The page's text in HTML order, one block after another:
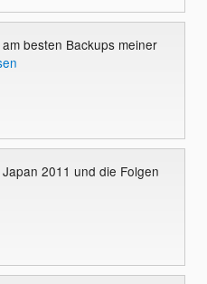
besten Backups meiner
2011 und die Folgen